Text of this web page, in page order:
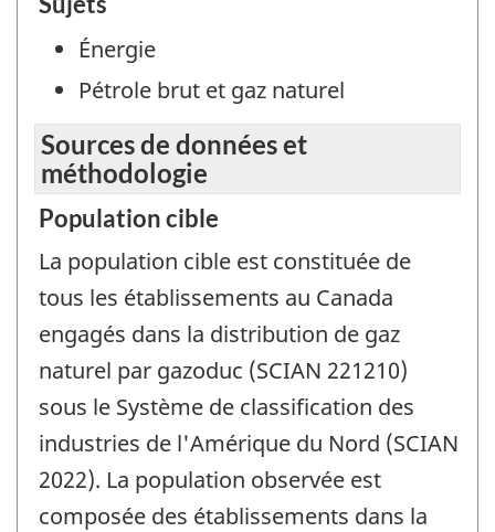
Énergie
Pétrole brut et gaz naturel
Sources de données et
méthodologie
Population cible
La population cible est constituée de
tous les établissements au Canada
engagés dans la distribution de gaz
naturel par gazoduc (SCIAN 221210)
sous le Système de classification des
industries de l'Amérique du Nord (SCIAN
2022). La population observée est
composée des établissements dans la